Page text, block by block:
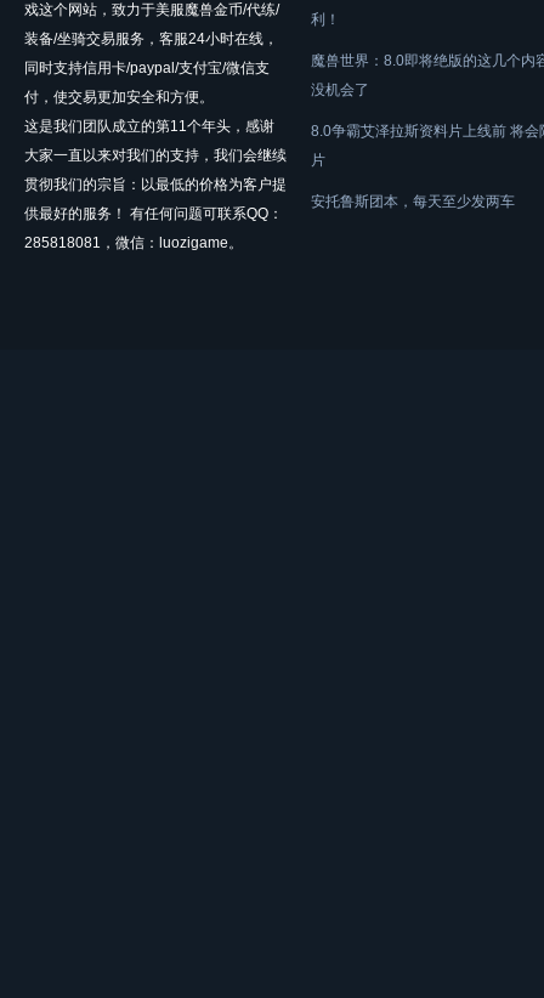
戏这个网站，致力于美服魔兽金币/代练/
装备/坐骑交易服务，客服24小时在线，
同时支持信用卡/paypal/支付宝/微信支
付，使交易更加安全和方便。
这是我们团队成立的第11个年头，感谢
大家一直以来对我们的支持，我们会继续
贯彻我们的宗旨：以最低的价格为客户提
供最好的服务！ 有任何问题可联系QQ：
285818081，微信：luozigame。
利！
魔兽世界：8.0即将绝版的这几个内
没机会了
8.0争霸艾泽拉斯资料片上线前 将会
片
安托鲁斯团本，每天至少发两车